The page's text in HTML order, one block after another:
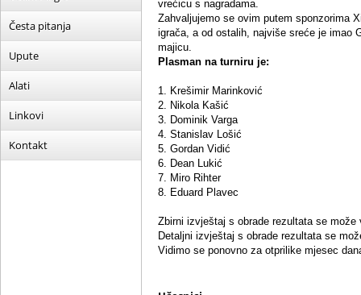
Česta pitanja
Upute
Alati
Linkovi
Kontakt
vrećicu s nagradama.
Zahvaljujemo se ovim putem sponzorima
igrača, a od ostalih, najviše sreće je imao
majicu.
Plasman na turniru je:
1. Krešimir Marinković
2. Nikola Kašić
3. Dominik Varga
4. Stanislav Lošić
5. Gordan Vidić
6. Dean Lukić
7. Miro Rihter
8. Eduard Plavec
Zbirni izvještaj s obrade rezultata se
Detaljni izvještaj s obrade rezultata se
Vidimo se ponovno za otprilike mjesec